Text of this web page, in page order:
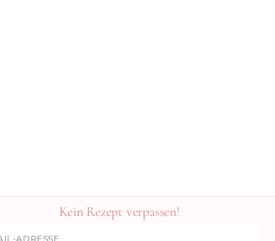
Kein Rezept verpassen!